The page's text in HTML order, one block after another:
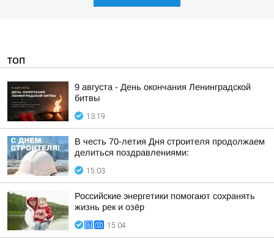
ТОП
9 августа - День окончания Ленинградской
битвы
13:19
В честь 70-летия Дня строителя продолжаем
делиться поздравлениями:
15:03
Российские энергетики помогают сохранять
жизнь рек и озёр
15:04